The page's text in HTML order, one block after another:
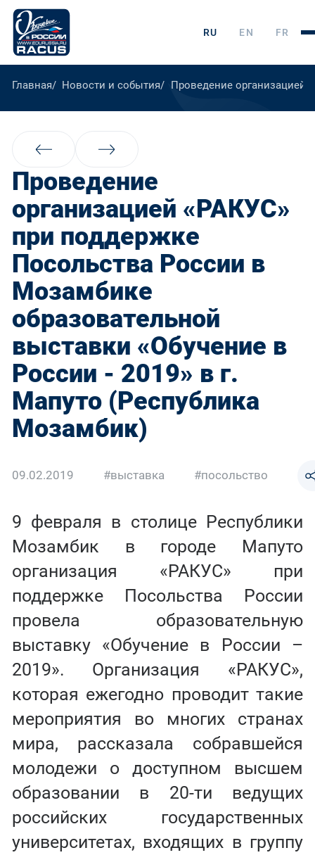
RU EN FR
Главная Новости и события Проведение организацией
Проведение
организацией «РАКУС»
при поддержке
Посольства России в
Мозамбике
образовательной
выставки «Обучение в
России - 2019» в г.
Мапуто (Республика
Мозамбик)
09.02.2019 #выставка #посольство
9 февраля в столице Республики
Мозамбик в городе Мапуто
организация «РАКУС» при
поддержке Посольства России
провела образовательную
выставку «Обучение в России –
2019». Организация «РАКУС»,
которая ежегодно проводит такие
мероприятия во многих странах
мира, рассказала собравшейся
молодежи о доступном высшем
образовании в 20-ти ведущих
российских государственных
университетах, входящих в группу